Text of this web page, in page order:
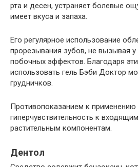
рта и десен, устраняет болевые
имеет вкуса и запаха.
Его регулярное использование
прорезывания зубов, не вызывая у
побочных эффектов. Благодаря
использовать гель Бэби Доктор
грудничков.
Противопоказанием к применению
гиперчувствительность к
растительным компонентам.
Дентол